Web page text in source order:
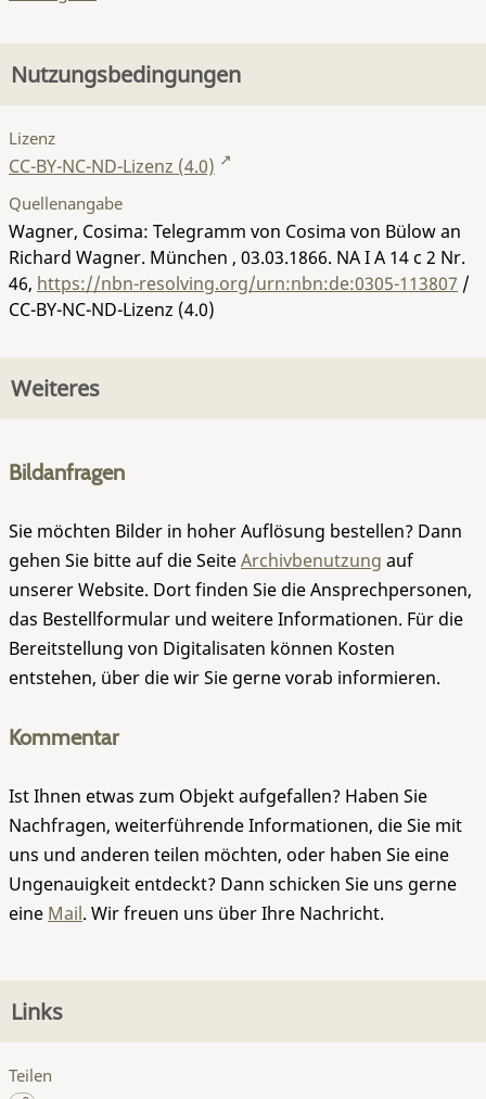
Nutzungsbedingungen
Lizenz
CC-BY-NC-ND-Lizenz (4.0)
Quellenangabe
Wagner, Cosima: Telegramm von Cosima von Bülow an
Richard Wagner. München , 03.03.1866. NA I A 14 c 2 Nr.
46, https://nbn-resolving.org/urn:nbn:de:0305-113807 /
CC-BY-NC-ND-Lizenz (4.0)
Weiteres
Bildanfragen
Sie möchten Bilder in hoher Auflösung bestellen? Dann
gehen Sie bitte auf die SeiteArchivbenutzung auf
unserer Website. Dort finden Sie die Ansprechpersonen,
das Bestellformular und weitere Informationen. Für die
Bereitstellung von Digitalisaten können Kosten
entstehen, über die wir Sie gerne vorab informieren.
Kommentar
Ist Ihnen etwas zum Objekt aufgefallen? Haben Sie
Nachfragen, weiterführende Informationen, die Sie mit
uns und anderen teilen möchten, oder haben Sie eine
Ungenauigkeit entdeckt? Dann schicken Sie uns gerne
eine Mail. Wir freuen uns über Ihre Nachricht.
Links
Teilen